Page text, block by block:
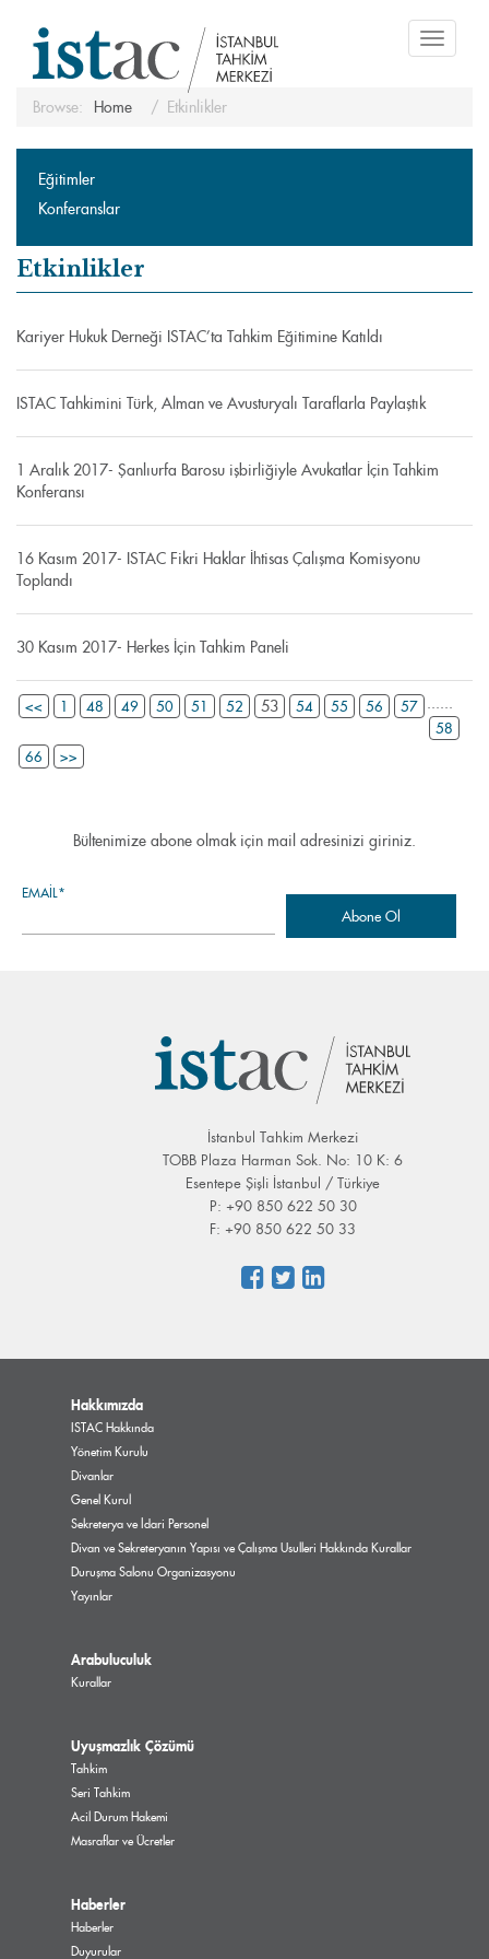
Toggle
Browse: Home Etkinlikler
Eğitimler
Konferanslar
Etkinlikler
Kariyer Hukuk Derneği ISTAC’ta Tahkim Eğitimine Katıldı
ISTAC Tahkimini Türk, Alman ve Avusturyalı Taraflarla Paylaştık
1 Aralık 2017- Şanlıurfa Barosu işbirliğiyle Avukatlar İçin Tahkim
Konferansı
16 Kasım 2017- ISTAC Fikri Haklar İhtisas Çalışma Komisyonu
Toplandı
30 Kasım 2017- Herkes İçin Tahkim Paneli
<< 1 ...
48 49 50 51 52 53 54 55 56
57
58
...
66 >>
Bültenimize abone olmak için mail adresinizi giriniz.
EMAIL*
İstanbul Tahkim Merkezi
TOBB Plaza Harman Sok. No: 10 K: 6
Esentepe Şişli İstanbul / Türkiye
P: +90 850 622 50 30
F: +90 850 622 50 33
Hakkımızda
ISTAC Hakkında
Yönetim Kurulu
Divanlar
Genel Kurul
Sekreterya ve İdari Personel
Divan ve Sekreteryanın Yapısı ve Çalışma Usulleri Hakkında Kurallar
Duruşma Salonu Organizasyonu
Yayınlar
Arabuluculuk
Kurallar
Uyuşmazlık Çözümü
Tahkim
Seri Tahkim
Acil Durum Hakemi
Masraflar ve Ücretler
Haberler
Haberler
Duyurular